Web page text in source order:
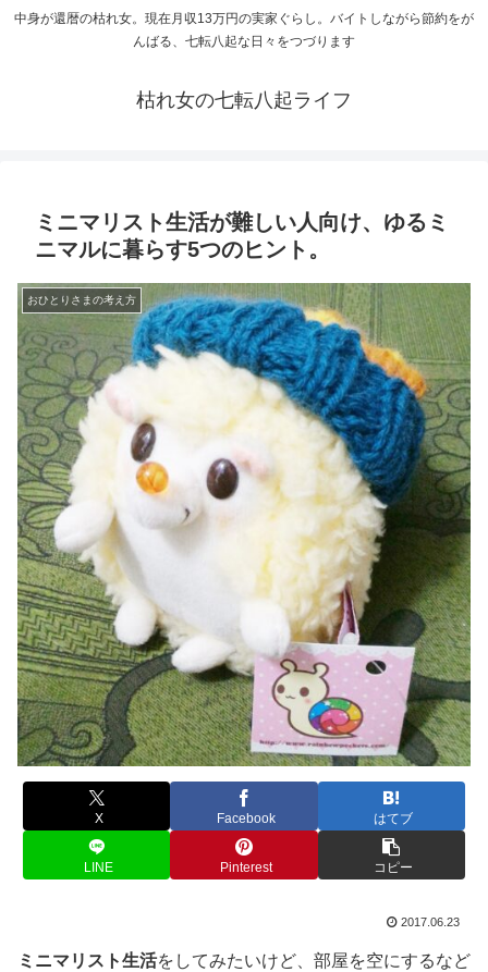
中身が還暦の枯れ女。現在月収13万円の実家ぐらし。バイトしながら節約をが
んばる、七転八起な日々をつづります
枯れ女の七転八起ライフ
ミニマリスト生活が難しい人向け、ゆるミ
ニマルに暮らす5つのヒント。
おひとりさまの考え方
X Facebook はてブ
LINE Pinterest コピー
2017.06.23
ミニマリスト生活をしてみたいけど、部屋を空にするなど